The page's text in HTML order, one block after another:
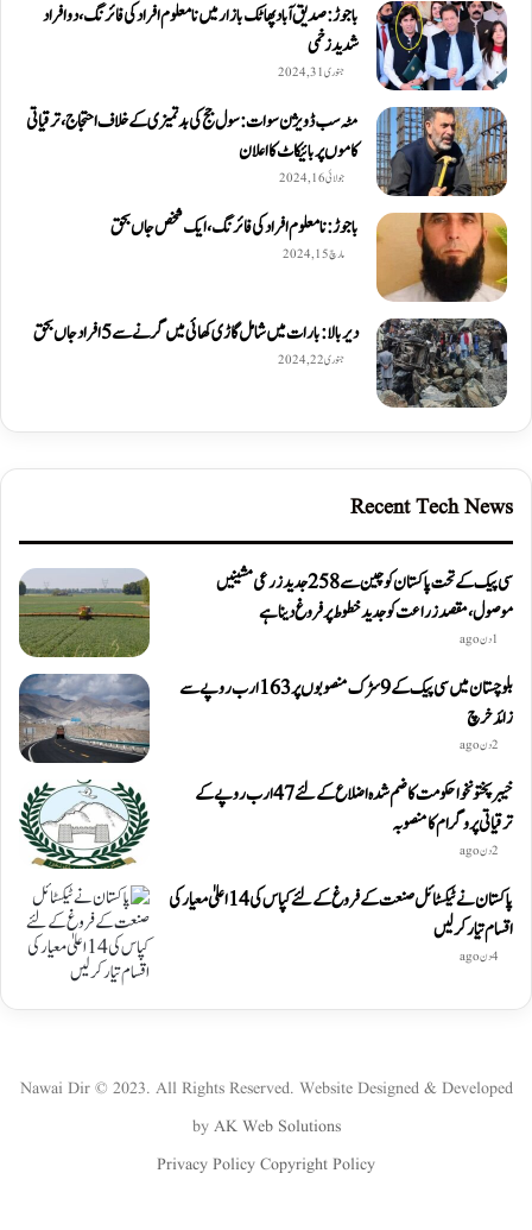
باجوڑ: صدیق اۤباد پھاٹک بازار میں نامعلوم افراد کی فائرنگ، دو افراد
شدید زخمی
جنوری 31, 2024
مٹہ سب ڈویژن سوات: سول جج کی بدتمیزی کے خلاف احتجاج، ترقیاتی
کاموں پر بائیکاٹ کا اعلان
جولائی 16, 2024
باجوڑ: نامعلوم افراد کی فائرنگ، ایک شخص جاں بحق
مارچ 15, 2024
دیربالا: بارات میں شامل گاڑی کھائی میں گرنے سے 5 افراد جاں بحق
جنوری 22, 2024
Recent Tech News
سی پیک کے تحت پاکستان کو چین سے 258 جدید زرعی مشینیں
موصول،مقصد زراعت کو جدید خطوط پر فروغ دینا ہے
1 دن ago
بلوچستان میں سی پیک کے 9 سڑک منصوبوں پر 163 ارب روپے سے
زائد خرچ
2 دن ago
خیبرپختونخوا حکومت کا ضم شدہ اضلاع کے لئے 47 ارب روپے کے
ترقیاتی پروگرام کا منصوبہ
2 دن ago
پاکستان نے ٹیکسٹائل صنعت کے فروغ کے لئے کپاس کی 14 اعلیٰ معیار کی
اقسام تیار کر لیں
4 دن ago
Nawai Dir © 2023. All Rights Reserved. Website Designed & Developed
by AK Web Solutions
Privacy Policy Copyright Policy